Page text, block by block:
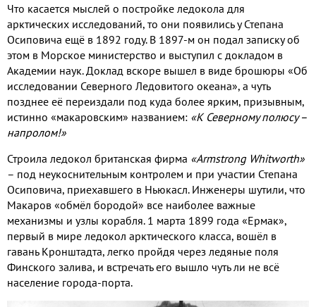
Что касается мыслей о постройке ледокола для
арктических исследований, то они появились у Степана
Осиповича ещё в 1892 году. В 1897-м он подал записку об
этом в Морское министерство и выступил с докладом в
Академии наук. Доклад вскоре вышел в виде брошюры «Об
исследовании Северного Ледовитого океана», а чуть
позднее её переиздали под куда более ярким, призывным,
истинно «макаровским» названием: «К Северному полюсу –
напролом!»
Строила ледокол британская фирма «Armstrong Whitworth»
– под неукоснительным контролем и при участии Степана
Осиповича, приехавшего в Ньюкасл. Инженеры шутили, что
Макаров «обмёл бородой» все наиболее важные
механизмы и узлы корабля. 1 марта 1899 года «Ермак»,
первый в мире ледокол арктического класса, вошёл в
гавань Кронштадта, легко пройдя через ледяные поля
Финского залива, и встречать его вышло чуть ли не всё
население города-порта.